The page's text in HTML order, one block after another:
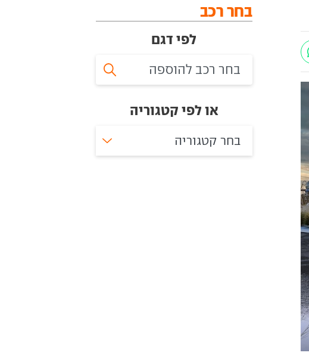
בחר רכב
לפי דגם
או לפי קטגוריה
בחר קטגוריה